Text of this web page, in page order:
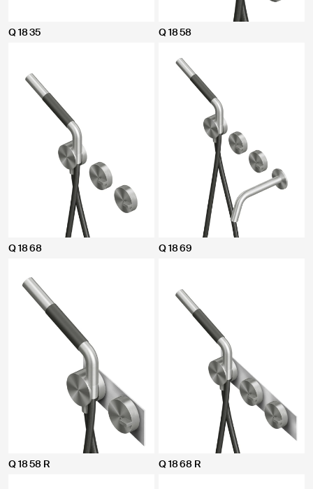
Q 18 35 Q 18 58
Q 18 68 Q 18 69
Q 18 58 R Q 18 68 R